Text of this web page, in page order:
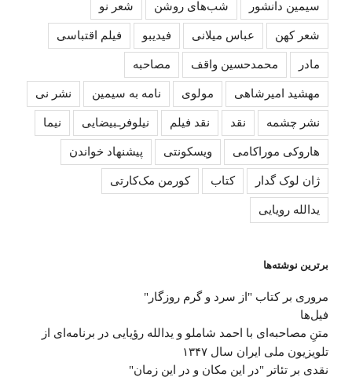
سیمین دانشور شب‌های روشن شعر نو
شعر کهن عباس میلانی فیدیبو فیلم اقتباسی
مادر محمدحسین واقف مصاحبه
مهشید امیرشاهی مولوی نامه به سیمین نشر نی
نشر چشمه نقد نقد فیلم نیلوفرـبیضایی نیما
هاروکی موراکامی ویسکونتی پیشنهاد خواندن
ژان لوک گدار کتاب کورمن مک‌کارتی
یدالله رویایی
برترین نوشته‌ها
مروری بر کتاب "از سرد و گرم روزگار"
فیل‌ها
متنِ‌ مصاحبه‌ای با احمد شاملو و یدالله رؤیایی در برنامه‌ای از
تلویزیون ملی ایران سال ۱۳۴۷
نقدی بر تئاتر "در این مکان و در این زمان"